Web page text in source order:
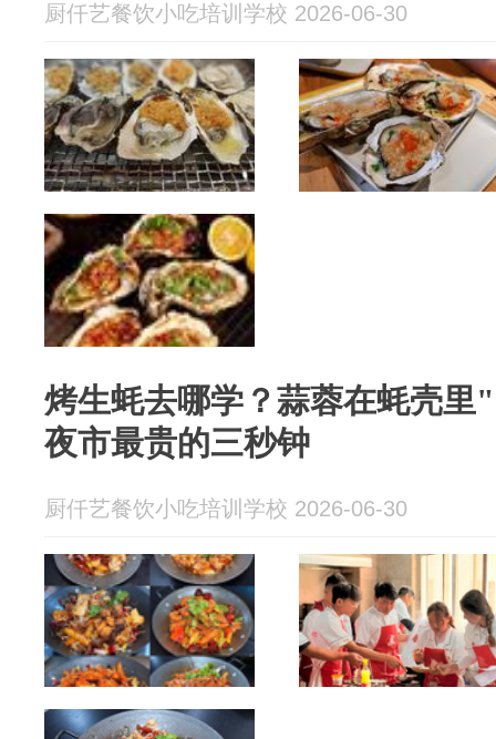
厨仟艺餐饮小吃培训学校 2026-06-30
烤生蚝去哪学？蒜蓉在蚝壳
夜市最贵的三秒钟
厨仟艺餐饮小吃培训学校 2026-06-30